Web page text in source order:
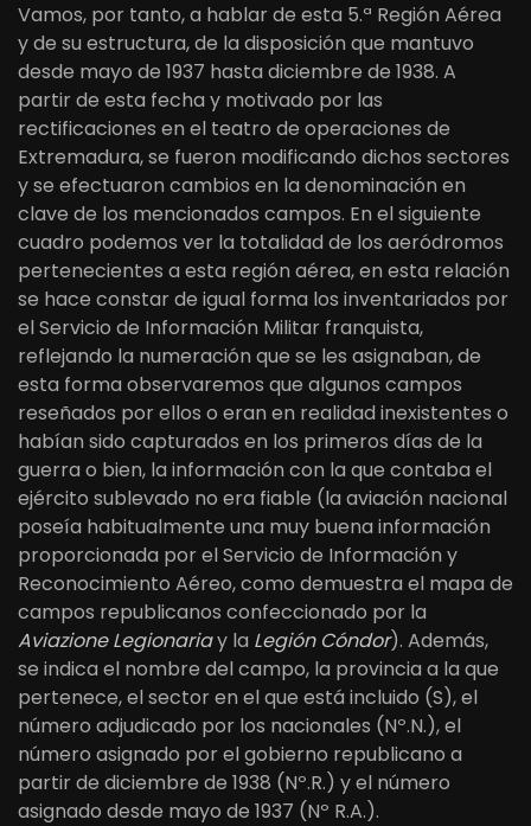
Vamos, por tanto, a hablar de esta 5.ª Región Aérea
y de su estructura, de la disposición que mantuvo
desde mayo de 1937 hasta diciembre de 1938. A
partir de esta fecha y motivado por las
rectificaciones en el teatro de operaciones de
Extremadura, se fueron modificando dichos sectores
y se efectuaron cambios en la denominación en
clave de los mencionados campos. En el siguiente
cuadro podemos ver la totalidad de los aeródromos
pertenecientes a esta región aérea, en esta relación
se hace constar de igual forma los inventariados por
el Servicio de Información Militar franquista,
reflejando la numeración que se les asignaban, de
esta forma observaremos que algunos campos
reseñados por ellos o eran en realidad inexistentes o
habían sido capturados en los primeros días de la
guerra o bien, la información con la que contaba el
ejército sublevado no era fiable (la aviación nacional
poseía habitualmente una muy buena información
proporcionada por el Servicio de Información y
Reconocimiento Aéreo, como demuestra el mapa de
campos republicanos confeccionado por la
Aviazione Legionariay la Legión Cóndor). Además,
se indica el nombre del campo, la provincia a la que
pertenece, el sector en el que está incluido (S), el
número adjudicado por los nacionales (Nº.N.), el
número asignado por el gobierno republicano a
partir de diciembre de 1938 (Nº.R.) y el número
asignado desde mayo de 1937 (Nº R.A.).